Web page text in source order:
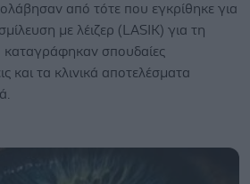
από τότε που εγκρίθηκε για
με λέιζερ (LASIK) για τη
καταγράφηκαν σπουδαίες
και τα κλινικά αποτελέσματα